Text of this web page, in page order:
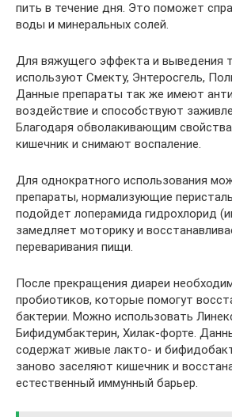
пить в течение дня. Это поможет
воды и минеральных солей.
Для вяжущего эффекта и выведения
используют Смекту, Энтеросгель,
Данные препараты так же имеют
воздействие и способствуют
Благодаря обволакивающим
кишечник и снимают воспаление.
Для однократного использования
препараты, нормализующие
подойдет лоперамида гидрохлорид
замедляет моторику и
переваривания пищи.
После прекращения диареи
пробиотиков, которые помогут
бактерии. Можно использовать
Бифидумбактерин, Хилак-форте.
содержат живые лакто- и
заново заселяют кишечник и
естественный иммунный барьер.